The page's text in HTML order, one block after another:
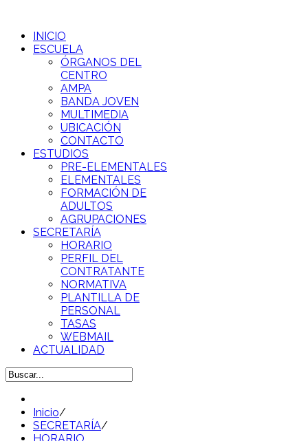
INICIO
ESCUELA
ÓRGANOS DEL
CENTRO
AMPA
BANDA JOVEN
MULTIMEDIA
UBICACIÓN
CONTACTO
ESTUDIOS
PRE-ELEMENTALES
ELEMENTALES
FORMACIÓN DE
ADULTOS
AGRUPACIONES
SECRETARÍA
HORARIO
PERFIL DEL
CONTRATANTE
NORMATIVA
PLANTILLA DE
PERSONAL
TASAS
WEBMAIL
ACTUALIDAD
Inicio/
SECRETARÍA/